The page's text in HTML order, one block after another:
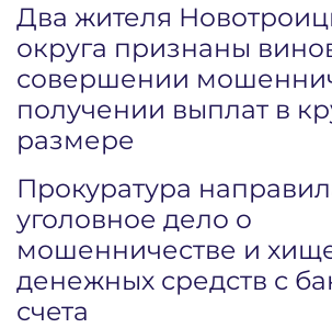
Два жителя
округа признаны
совершении
получении выплат в
размере
Прокуратура
уголовное дело о
мошенничестве и
денежных средств с
счета